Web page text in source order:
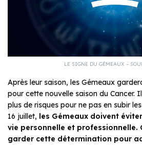
LE SIGNE DU GÉMEAUX –
Après leur saison, les Gémeaux
pour cette nouvelle saison du Cancer.
plus de risques pour ne pas en subir
16 juillet, les Gémeaux doivent
vie personnelle et professionnelle.
garder cette détermination pour